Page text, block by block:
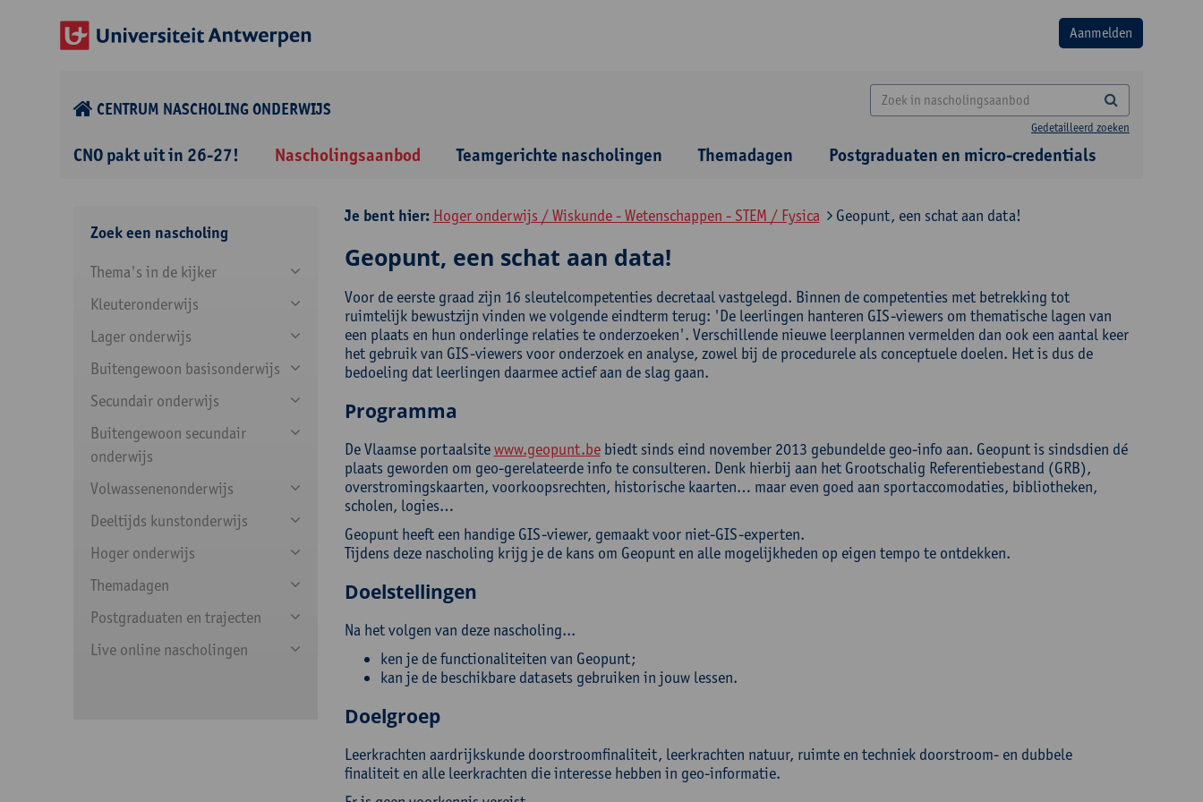
CENTRUM NASCHOLING ONDERWIJS
Gedetailleerd zoeken
CNO pakt uit in 26-27! Nascholingsaanbod Teamgerichte nascholingen Themadagen Postgraduaten en micro-credentials
Zoek een nascholing
Thema's in de kijker
Kleuteronderwijs
Lager onderwijs
Buitengewoon basisonderwijs
Secundair onderwijs
Buitengewoon secundair
onderwijs
Volwassenenonderwijs
Deeltijds kunstonderwijs
Hoger onderwijs
Themadagen
Postgraduaten en trajecten
Live online nascholingen
Je bent hier: Hoger onderwijs / Wiskunde - Wetenschappen - STEM / Fysica Geopunt, een schat aan data!
Geopunt, een schat aan data!
Voor de eerste graad zijn 16 sleutelcompetenties decretaal vastgelegd. Binnen de competenties met betrekking tot
ruimtelijk bewustzijn vinden we volgende eindterm terug: 'De leerlingen hanteren GIS-viewers om thematische lagen van
een plaats en hun onderlinge relaties te onderzoeken'. Verschillende nieuwe leerplannen vermelden dan ook een aantal keer
het gebruik van GIS-viewers voor onderzoek en analyse, zowel bij de procedurele als conceptuele doelen. Het is dus de
bedoeling dat leerlingen daarmee actief aan de slag gaan.
Programma
De Vlaamse portaalsitewww.geopunt.bebiedt sinds eind november 2013 gebundelde geo-info aan. Geopunt is sindsdien dé
plaats geworden om geo-gerelateerde info te consulteren. Denk hierbij aan het Grootschalig Referentiebestand (GRB),
overstromingskaarten, voorkoopsrechten, historische kaarten… maar even goed aan sportaccomodaties, bibliotheken,
scholen, logies…
Geopunt heeft een handige GIS-viewer, gemaakt voor niet-GIS-experten.
Tijdens deze nascholing krijg je de kans om Geopunt en alle mogelijkheden op eigen tempo te ontdekken.
Doelstellingen
Na het volgen van deze nascholing...
ken je de functionaliteiten van Geopunt;
kan je de beschikbare datasets gebruiken in jouw lessen.
Doelgroep
Leerkrachten aardrijkskunde doorstroomfinaliteit, leerkrachten natuur, ruimte en techniek doorstroom- en dubbele
finaliteit en alle leerkrachten die interesse hebben in geo-informatie.